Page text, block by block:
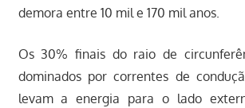
demora entre 10 mil e 170 mil anos.
Os 30% finais do raio de
dominados por correntes de
levam a energia para o lado